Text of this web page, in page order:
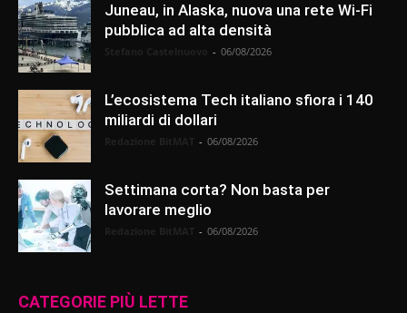
Juneau, in Alaska, nuova una rete Wi-Fi
pubblica ad alta densità
- 06/08/2026
L’ecosistema Tech italiano sfiora i 140
miliardi di dollari
- 06/08/2026
Settimana corta? Non basta per
lavorare meglio
- 06/08/2026
CATEGORIE PIÙ LETTE